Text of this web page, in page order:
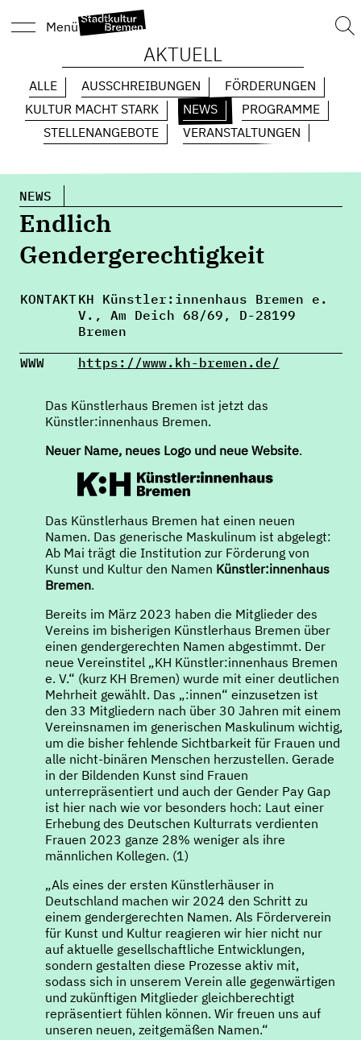
Menü
AKTUELL
ALLE AUSSCHREIBUNGEN
FÖRDERUNGEN
KULTUR MACHT STARK
NEWS
PROGRAMME
STELLENANGEBOTE
VERANSTALTUNGEN
NEWS
Endlich
Gendergerechtigkeit
KONTAKTKH Künstler:innenhaus Bremen e.
V., Am Deich 68/69, D-28199
Bremen
WWW
https://www.kh-bremen.de/
Das Künstlerhaus Bremen ist jetzt das
Künstler:innenhaus Bremen.
Neuer Name, neues Logo und neue Website.
Das Künstlerhaus Bremen hat einen neuen
Namen. Das generische Maskulinum ist abgelegt:
Ab Mai trägt die Institution zur Förderung von
Kunst und Kultur den Namen Künstler:innenhaus
Bremen.
Bereits im März 2023 haben die Mitglieder des
Vereins im bisherigen Künstlerhaus Bremen über
einen gendergerechten Namen abgestimmt. Der
neue Vereinstitel „KH Künstler:innenhaus Bremen
e. V.“ (kurz KH Bremen) wurde mit einer deutlichen
Mehrheit gewählt. Das „:innen“ einzusetzen ist
den 33 Mitgliedern nach über 30 Jahren mit einem
Vereinsnamen im generischen Maskulinum wichtig,
um die bisher fehlende Sichtbarkeit für Frauen und
alle nicht-binären Menschen herzustellen. Gerade
in der Bildenden Kunst sind Frauen
unterrepräsentiert und auch der Gender Pay Gap
ist hier nach wie vor besonders hoch: Laut einer
Erhebung des Deutschen Kulturrats verdienten
Frauen 2023 ganze 28% weniger als ihre
männlichen Kollegen. (1)
„Als eines der ersten Künstlerhäuser in
Deutschland machen wir 2024 den Schritt zu
einem gendergerechten Namen. Als Förderverein
für Kunst und Kultur reagieren wir hier nicht nur
auf aktuelle gesellschaftliche Entwicklungen,
sondern gestalten diese Prozesse aktiv mit,
sodass sich in unserem Verein alle gegenwärtigen
und zukünftigen Mitglieder gleichberechtigt
repräsentiert fühlen können. Wir freuen uns auf
unseren neuen, zeitgemäßen Namen.“